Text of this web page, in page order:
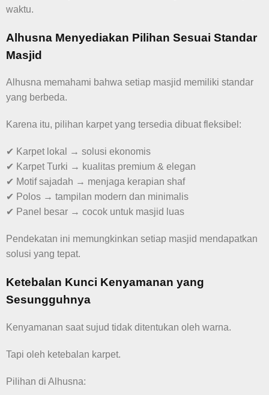
waktu.
Alhusna Menyediakan Pilihan Sesuai Standar
Masjid
Alhusna memahami bahwa setiap masjid memiliki standar
yang berbeda.
Karena itu, pilihan karpet yang tersedia dibuat fleksibel:
✔ Karpet lokal → solusi ekonomis
✔ Karpet Turki → kualitas premium & elegan
✔ Motif sajadah → menjaga kerapian shaf
✔ Polos → tampilan modern dan minimalis
✔ Panel besar → cocok untuk masjid luas
Pendekatan ini memungkinkan setiap masjid mendapatkan
solusi yang tepat.
Ketebalan Kunci Kenyamanan yang
Sesungguhnya
Kenyamanan saat sujud tidak ditentukan oleh warna.
Tapi oleh ketebalan karpet.
Pilihan di Alhusna: